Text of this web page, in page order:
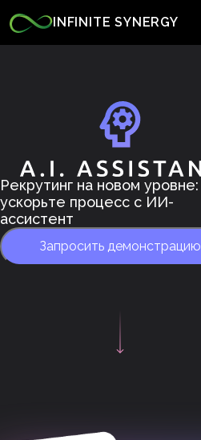
INFINITE SYNERGY
Рекрутинг на новом уровне:
ускорьте процесс с ИИ-
ассистент
Запросить демонстрацию